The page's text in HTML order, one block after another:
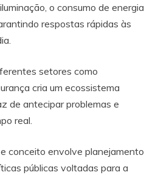
o consumo de energia
respostas rápidas às
setores como
cria um ecossistema
de antecipar problemas e
real.
conceito envolve planejamento
públicas voltadas para a